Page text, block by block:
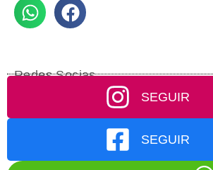
Redes Socias
SEGUIR
SEGUIR